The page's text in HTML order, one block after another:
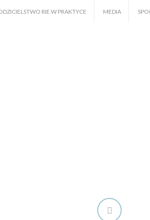
RIE W PRAKTYCE MEDIA